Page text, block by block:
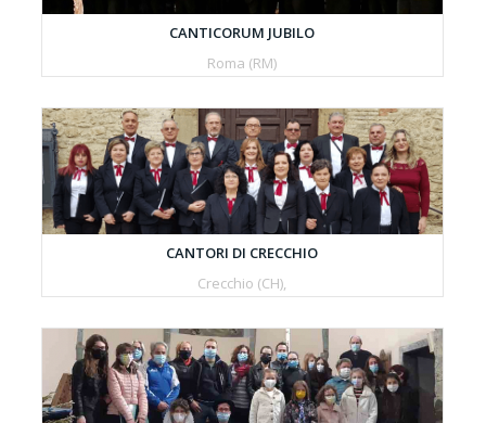
CANTICORUM JUBILO
Roma (RM)
CANTORI DI CRECCHIO
Crecchio (CH),